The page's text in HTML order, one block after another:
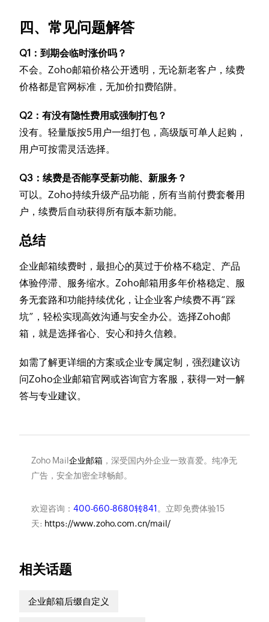
四、常见问题解答
Q1：到期会临时涨价吗？
不会。Zoho邮箱价格公开透明，无论新老客户，续费
价格都是官网标准，无加价扣费陷阱。
Q2：有没有隐性费用或强制打包？
没有。轻量版按5用户一组打包，高级版可单人起购，
用户可按需灵活选择。
Q3：续费是否能享受新功能、新服务？
可以。Zoho持续升级产品功能，所有当前付费套餐用
户，续费后自动获得所有版本新功能。
总结
企业邮箱续费时，最担心的莫过于价格不稳定、产品
体验停滞、服务缩水。Zoho邮箱用多年价格稳定、服
务无套路和功能持续优化，让企业客户续费不再“踩
坑”，轻松实现高效沟通与安全办公。选择Zoho邮
箱，就是选择省心、安心和持久信赖。
如需了解更详细的方案或企业专属定制，强烈建议访
问Zoho企业邮箱官网或咨询官方客服，获得一对一解
答与专业建议。
Zoho Mail企业邮箱，深受国内外企业一致喜爱。纯净无
广告，安全加密全球畅邮。
欢迎咨询： 400-660-8680转841 。立即免费体验15
天: https://www.zoho.com.cn/mail/
相关话题
企业邮箱后缀自定义